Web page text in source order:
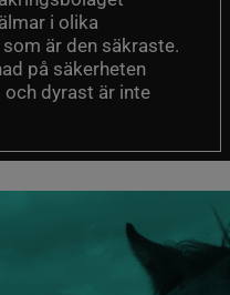
i olika
är den säkraste.
på säkerheten
och dyrast är inte